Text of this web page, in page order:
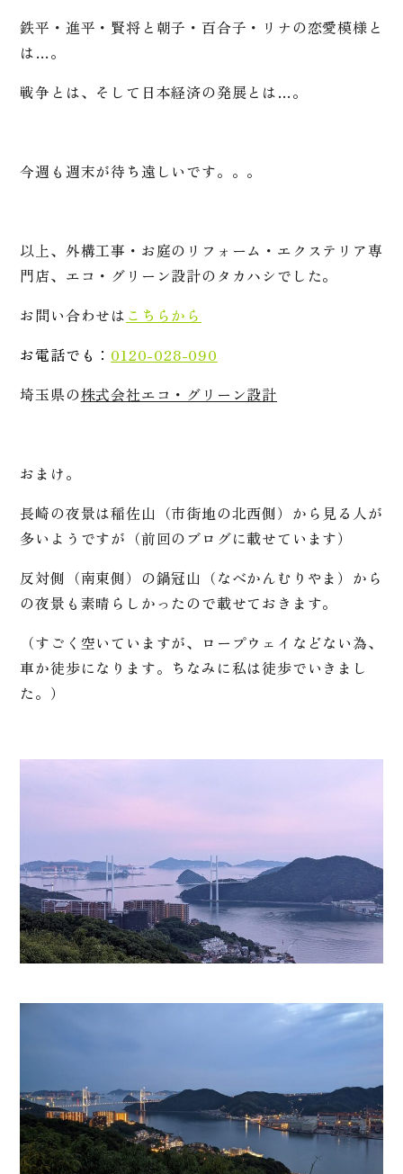
鉄平・進平・賢将と朝子・百合子・リナの恋愛模様と
は…。
戦争とは、そして日本経済の発展とは…。
今週も週末が待ち遠しいです。。。
以上、外構工事・お庭のリフォーム・エクステリア専
門店、エコ・グリーン設計のタカハシでした。
お問い合わせは こちらから
お電話でも： 0120-028-090
埼玉県の株式会社エコ・グリーン設計
おまけ。
長崎の夜景は稲佐山（市街地の北西側）から見る人が
多いようですが（前回のブログに載せています）
反対側（南東側）の鍋冠山（なべかんむりやま）から
の夜景も素晴らしかったので載せておきます。
（すごく空いていますが、ロープウェイなどない為、
車か徒歩になります。ちなみに私は徒歩でいきまし
た。）